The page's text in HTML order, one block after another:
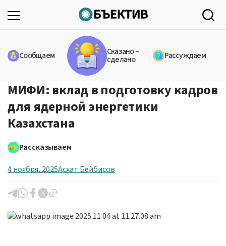
Сообщаем Сказано –
сделано Рассуждаем
МИФИ: вклад в подготовку кадров
для ядерной энергетики
Казахстана
Рассказываем
4 ноября, 2025Асхат Бейбисов